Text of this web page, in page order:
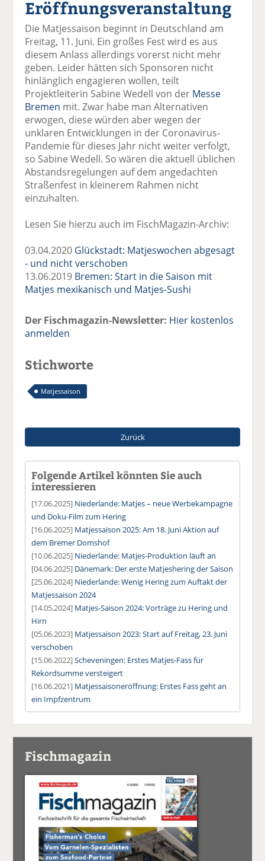
el
a
uf
F
ac
e
o
o
k
te
il
e
n
el
t
wi
tt
er
n
el
a
uf
Li
n
k
di
n
il
e
n
el
p
er
E
m
v
n
d
e
n
el
D
Eröffnungsveranstaltung
Die Matjessaison beginnt in Deutschland am
Freitag, 11. Juni. Ein großes Fest wird es aus
diesem Anlass allerdings vorerst nicht mehr
geben. Leider hätten sich Sponsoren nicht
hinlänglich engagieren wollen, teilt
Projektleiterin Sabine Wedell von der Messe
Bremen mit. Zwar habe man Alternativen
erwogen, diese würden aber wegen der
unklaren Entwicklungen in der Coronavirus-
Pandemie für dieses Jahr nicht weiter verfolgt,
so Sabine Wedell. So wären die aktuell üblichen
Abstandsregelungen auf dem angedachten
Straßenfest in kleinerem Rahmen nicht
einzuhalten.
Lesen Sie hierzu auch im FischMagazin-Archiv:
03.04.2020 Glückstadt: Matjeswochen abgesagt
- und nicht verschoben
13.06.2019 Bremen: Start in die Saison mit
Matjes mexikanisch und Matjes-Sushi
Der Fischmagazin-Newsletter: Hier kostenlos
anmelden
Stichworte
Matjessaison
Zurück
Folgende Artikel könnten Sie auch
interessieren
[17.06.2025] Niederlande: Matjes – neue Werbekampagne
und Doku-Film zum Hering
[16.06.2025] Matjessaison 2025: Am 18. Juni Aktion auf
dem Bremer Domshof
[10.06.2025] Niederlande: Matjes-Produktion läuft an
[04.06.2025] Dänemark: Der erste Matjeshering der Saison
[25.06.2024] Niederlande: Wenig Hering zum Auftakt der
Matjessaison 2024
[14.05.2024] Matjes-Saison 2024: Vorträge zu Hering und
Hirn
[05.06.2023] Matjessaison 2023: Start auf Freitag, 23. Juni
verschoben
[15.06.2022]Scheveningen: Erstes Matjes-Fass für
Rekordsumme versteigert
[16.06.2021] Matjessaisoneröffnung: Erstes Fass geht an
ein Impfzentrum
Fischmagazin